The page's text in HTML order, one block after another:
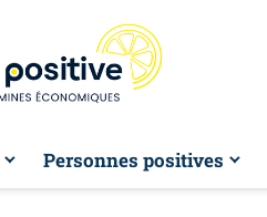
Personnes positives